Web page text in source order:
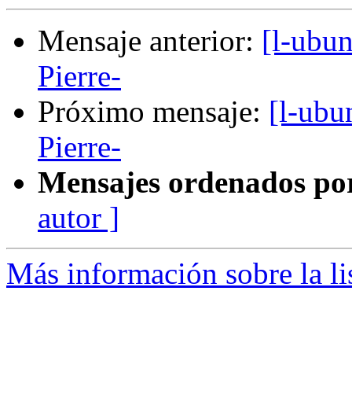
Mensaje anterior: [l-
Pierre-
Próximo mensaje: [l-
Pierre-
Mensajes ordenados
autor ]
Más información sobre la